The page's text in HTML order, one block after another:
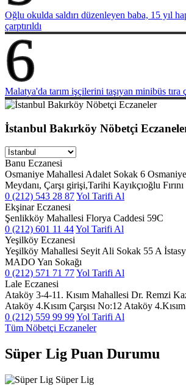
Oğlu okulda saldırı düzenleyen baba, 15 yıl
çarptırıldı
6
Malatya'da tarım işçilerini taşıyan minibüs tıra
İstanbul Bakırköy Nöbetçi
Banu Eczanesi
Osmaniye Mahallesi Adalet Sokak 6
Meydanı, Çarşı girişi,Tarihi Kayıkçıoğlu Fırını
0 (212) 543 28 87Yol Tarifi Al
Ekşinar Eczanesi
Şenlikköy Mahallesi Florya Caddesi 59C
0 (212) 601 11 44Yol Tarifi Al
Yeşilköy Eczanesi
Yeşilköy Mahallesi Seyit Ali Sokak 55 A
MADO Yan Sokağı
0 (212) 571 71 77Yol Tarifi Al
Lale Eczanesi
Ataköy 3-4-11. Kısım Mahallesi Dr. Remzi
Ataköy 4.Kısım Çarşısı No:12 Ataköy 4.Kısım
0 (212) 559 99 99Yol Tarifi Al
Tüm Nöbetçi Eczaneler
Süper Lig Puan Durumu
Süper Lig